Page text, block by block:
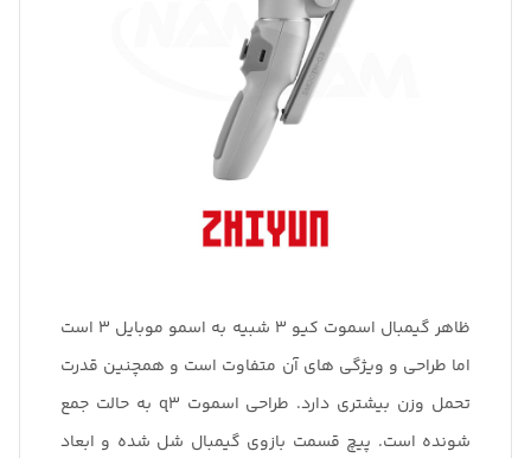
ظاهر گیمبال اسموت کیو 3 شبیه به اسمو موبایل 3 است
اما طراحی و ویژگی های آن متفاوت است و همچنین قدرت
تحمل وزن بیشتری دارد. طراحی اسموت q3 به حالت جمع
شونده است. پیچ قسمت بازوی گیمبال شل شده و ابعاد